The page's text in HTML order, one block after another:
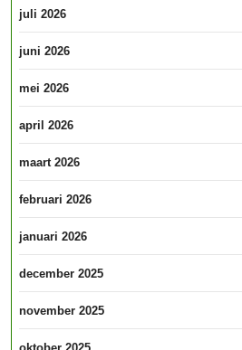
juli 2026
juni 2026
mei 2026
april 2026
maart 2026
februari 2026
januari 2026
december 2025
november 2025